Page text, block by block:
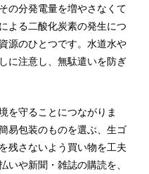
の分発電量を増やさなくて
よる二酸化炭素の発生につ
源のひとつです。水道水や
に注意し、無駄遣いを防ぎ
を守ることにつながりま
易包装のものを選ぶ、生ゴ
残さないよう買い物を工夫
や新聞・雑誌の購読を、